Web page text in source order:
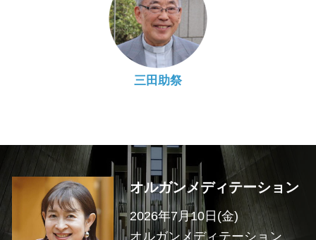
三田助祭
オルガンメディテーション
2026年7月10日(金)
オルガンメディテーション